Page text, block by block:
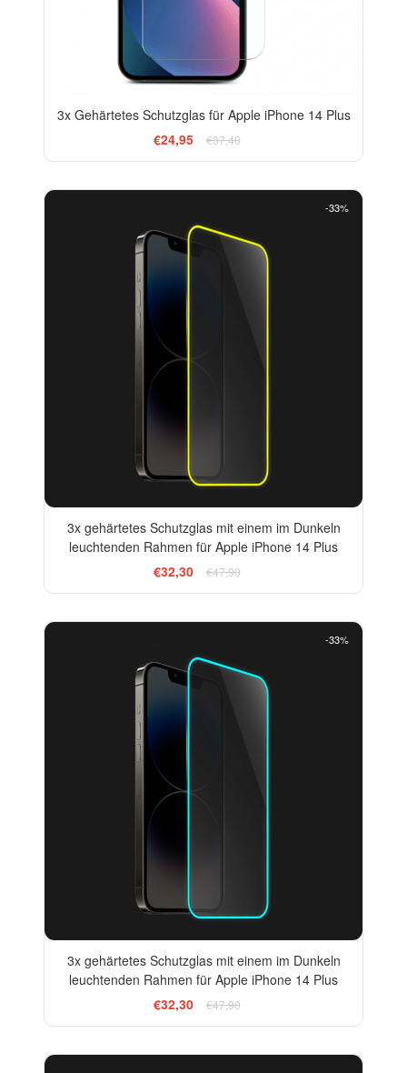
3x Gehärtetes Schutzglas für Apple iPhone 14 Plus
€24,95
€37,40
-33%
3x gehärtetes Schutzglas mit einem im Dunkeln
leuchtenden Rahmen für Apple iPhone 14 Plus
€32,30
€47,90
-33%
3x gehärtetes Schutzglas mit einem im Dunkeln
leuchtenden Rahmen für Apple iPhone 14 Plus
€32,30
€47,90